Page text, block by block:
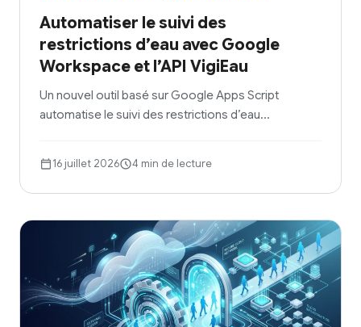
Automatiser le suivi des
restrictions d’eau avec Google
Workspace et l’API VigiEau
Un nouvel outil basé sur Google Apps Script
automatise le suivi des restrictions d’eau…
16 juillet 2026 4 min de lecture